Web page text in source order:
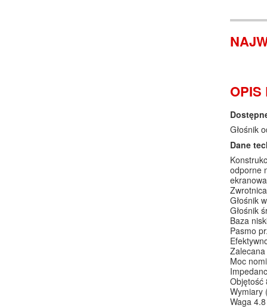
OPIS
Głośnik
Dane
odporne
Głośnik
Głośnik
Baza
Pasmo
Moc
Objętość
Wymiary
Waga